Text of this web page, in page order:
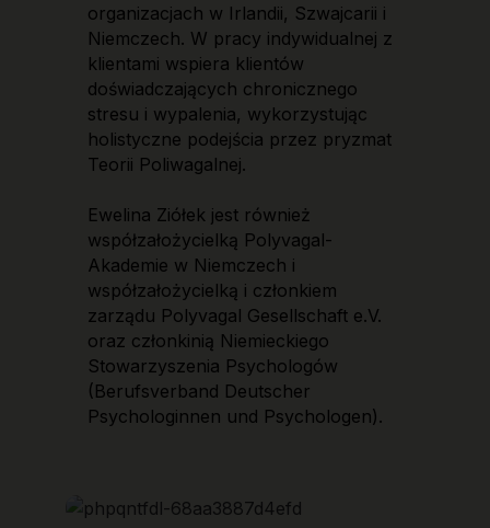
organizacjach w Irlandii, Szwajcarii i
Niemczech. W pracy indywidualnej z
klientami wspiera klientów
doświadczających chronicznego
stresu i wypalenia, wykorzystując
holistyczne podejścia przez pryzmat
Teorii Poliwagalnej.
Ewelina Ziółek jest również
współzałożycielką Polyvagal-
Akademie w Niemczech i
współzałożycielką i członkiem
zarządu Polyvagal Gesellschaft e.V.
oraz członkinią Niemieckiego
Stowarzyszenia Psychologów
(Berufsverband Deutscher
Psychologinnen und Psychologen).